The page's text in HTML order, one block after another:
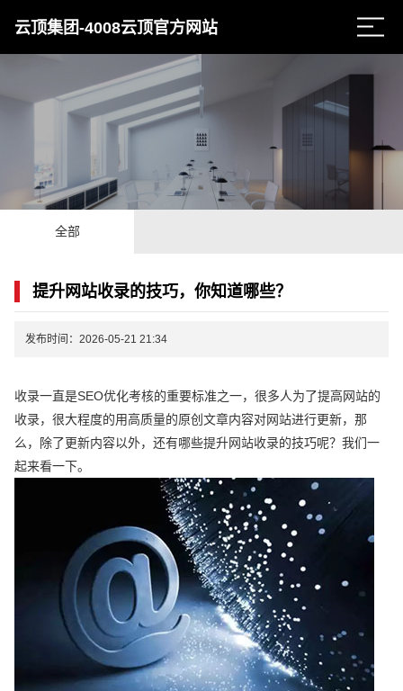
云顶集团-4008云顶官方网站
全部
提升网站收录的技巧，你知道哪些？
发布时间：2026-05-21 21:34
收录一直是SEO优化考核的重要标准之一，很多人为了提高网站的
收录，很大程度的用高质量的原创文章内容对网站进行更新，那
么，除了更新内容以外，还有哪些提升网站收录的技巧呢？我们一
起来看一下。